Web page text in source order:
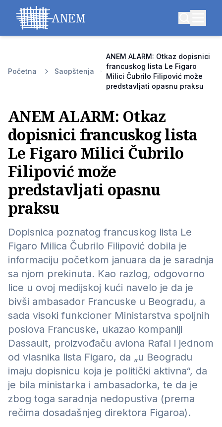
Početna Saopštenja
ANEM ALARM: Otkaz dopisnici
francuskog lista Le Figaro
Milici Čubrilo Filipović može
predstavljati opasnu praksu
ANEM ALARM: Otkaz
dopisnici francuskog lista
Le Figaro Milici Čubrilo
Filipović može
predstavljati opasnu
praksu
Dopisnica poznatog francuskog lista Le
Figaro Milica Čubrilo Filipović dobila je
informaciju početkom januara da je saradnja
sa njom prekinuta. Kao razlog, odgovorno
lice u ovoj medijskoj kući navelo je da je
bivši ambasador Francuske u Beogradu, a
sada visoki funkcioner Ministarstva spoljnih
poslova Francuske, ukazao kompaniji
Dassault, proizvođaču aviona Rafal i jednom
od vlasnika lista Figaro, da „u Beogradu
imaju dopisnicu koja je politički aktivna“, da
je bila ministarka i ambasadorka, te da je
zbog toga saradnja nedopustiva (prema
rečima dosadašnjeg direktora Figaroa).